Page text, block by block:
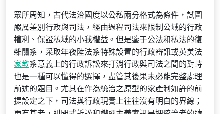
眾所周知，古代法治國度以公私兩分格式為條件，試圖
嚴厲差別行政與司法，經由過程司法來限制公域的行政
權利、保證私域的小我權益。但是鑒于公法和私法的復
雜關系，采取年夜陸法系特殊設置的行政審訊或英美法
家教系意義上的行政訴訟來打消行政與司法之間的對峙
也是一種可以懂得的選擇，盡管其後果未必能完整處理
前述的題目。尤其在作為統治之原型的家產制如許的前
提設定之下，司法與行政現實上往往沒有明白的界線；